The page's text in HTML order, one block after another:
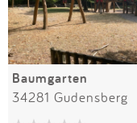
Baumgarten
34281 Gudensberg